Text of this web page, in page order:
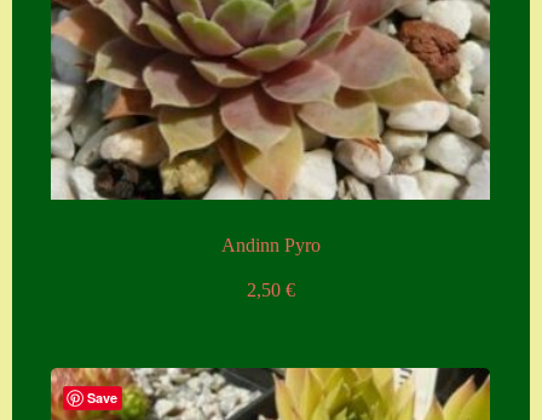
Andinn Pyro
2,50 €
Save